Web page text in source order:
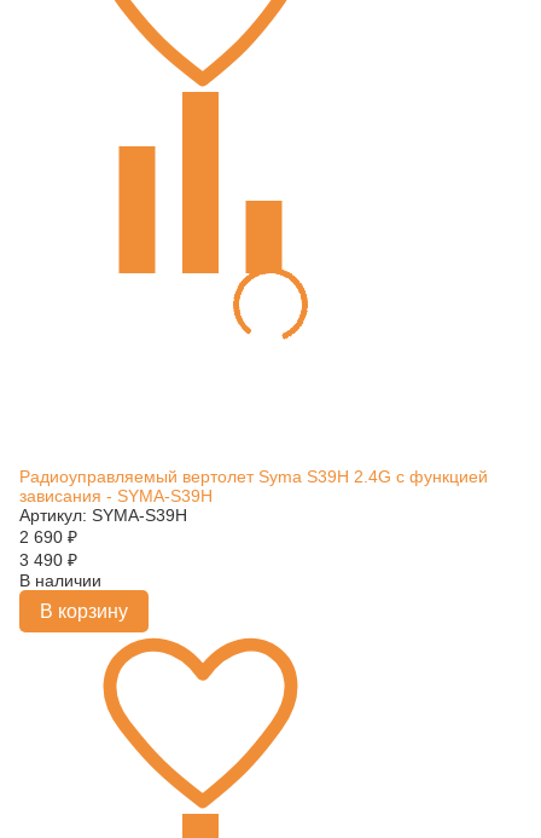
Радиоуправляемый вертолет Syma S39H 2.4G с функцией
зависания - SYMA-S39H
Артикул: SYMA-S39H
2 690 ₽
3 490 ₽
В наличии
В корзину